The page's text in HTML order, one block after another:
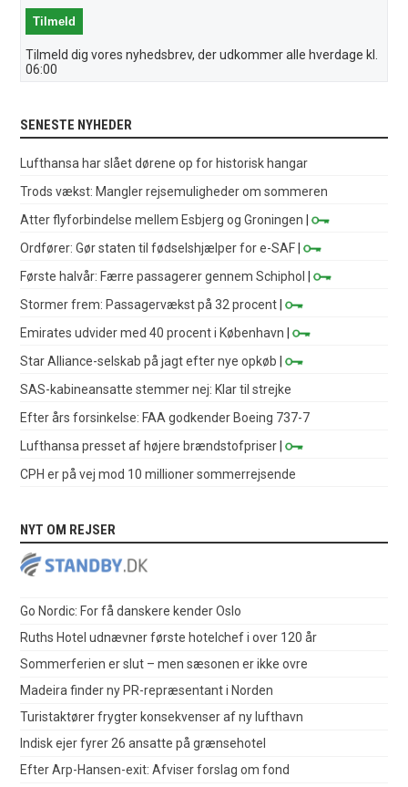
Tilmeld dig vores nyhedsbrev, der udkommer alle hverdage kl.
06:00
SENESTE NYHEDER
Lufthansa har slået dørene op for historisk hangar
Trods vækst: Mangler rejsemuligheder om sommeren
Atter flyforbindelse mellem Esbjerg og Groningen |
Ordfører: Gør staten til fødselshjælper for e-SAF |
Første halvår: Færre passagerer gennem Schiphol
|
Stormer frem: Passagervækst på 32 procent |
Emirates udvider med 40 procent i København |
Star Alliance-selskab på jagt efter nye opkøb |
SAS-kabineansatte stemmer nej: Klar til strejke
Efter års forsinkelse: FAA godkender Boeing 737-7
Lufthansa presset af højere brændstofpriser |
CPH er på vej mod 10 millioner sommerrejsende
NYT OM REJSER
Go Nordic: For få danskere kender Oslo
Ruths Hotel udnævner første hotelchef i over 120 år
Sommerferien er slut – men sæsonen er ikke ovre
Madeira finder ny PR-repræsentant i Norden
Turistaktører frygter konsekvenser af ny lufthavn
Indisk ejer fyrer 26 ansatte på grænsehotel
Efter Arp-Hansen-exit: Afviser forslag om fond